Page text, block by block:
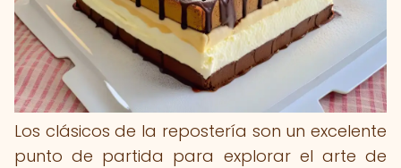
Los clásicos de la repostería son un excelente
punto de partida para explorar el arte de